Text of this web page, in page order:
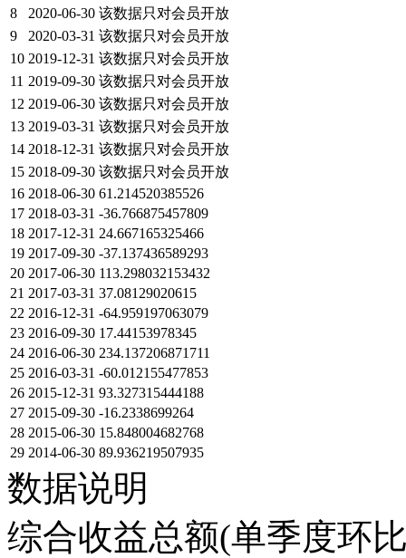
8
2020-06-30 该数据只对会员开放
9
2020-03-31 该数据只对会员开放
10 2019-12-31 该数据只对会员开放
11 2019-09-30 该数据只对会员开放
12 2019-06-30 该数据只对会员开放
13 2019-03-31 该数据只对会员开放
14 2018-12-31 该数据只对会员开放
15 2018-09-30 该数据只对会员开放
16 2018-06-30 61.214520385526
17 2018-03-31 -36.766875457809
18 2017-12-31 24.667165325466
19 2017-09-30 -37.137436589293
20 2017-06-30 113.298032153432
21 2017-03-31 37.08129020615
22 2016-12-31 -64.959197063079
23 2016-09-30 17.44153978345
24 2016-06-30 234.137206871711
25 2016-03-31 -60.012155477853
26 2015-12-31 93.327315444188
27 2015-09-30 -16.2338699264
28 2015-06-30 15.848004682768
29 2014-06-30 89.936219507935
数据说明
综合收益总额(单季度环